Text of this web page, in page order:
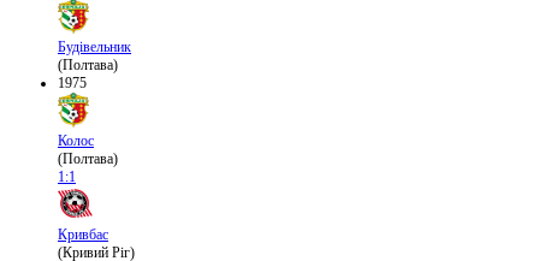
Будівельник
(Полтава)
1975
Колос
(Полтава)
1:1
Кривбас
(Кривий Ріг)